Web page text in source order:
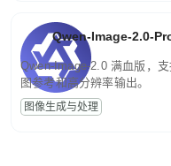
Qwen-Image-2.0-
Qwen-Image-2.0 满血版，
图参考和高分辨率输出。
图像生成与处理